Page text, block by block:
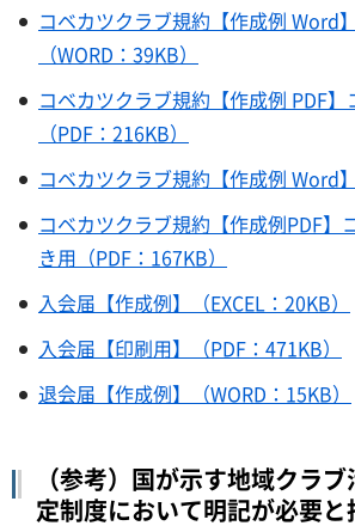
コベカツクラブ規約【作成例 Word
（WORD：39KB）
コベカツクラブ規約【作成例 PDF】
（PDF：216KB）
コベカツクラブ規約【作成例 Word
コベカツクラブ規約【作成例PDF】
き用（PDF：167KB）
入会届【作成例】（EXCEL：20KB）
入会届【印刷用】（PDF：471KB）
退会届【作成例】（WORD：15KB）
（参考）国が示す地域クラ
定制度において明記が必要と